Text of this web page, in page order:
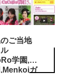
ご当地
学園,あ
ガ